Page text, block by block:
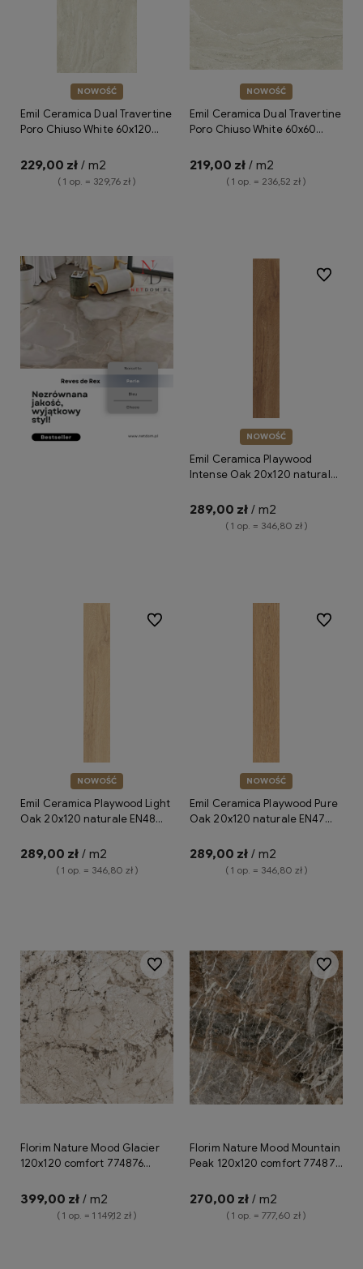
NOWOŚĆ
Emil Ceramica Dual Travertine
Poro Chiuso White 60x120
imitujące trawertyn
229,00 zł / m2
( 1 op. = 329,76 zł )
NOWOŚĆ
Emil Ceramica Dual Travertine
Poro Chiuso White 60x60
imitujące trawertyn
219,00 zł / m2
( 1 op. = 236,52 zł )
NOWOŚĆ
Emil Ceramica Playwood
Intense Oak 20x120 naturale
drewnopodobna
289,00 zł / m2
( 1 op. = 346,80 zł )
Do
NOWOŚĆ
Emil Ceramica Playwood Light
Oak 20x120 naturale EN48
drewnopodobna
289,00 zł / m2
( 1 op. = 346,80 zł )
Do ulubionych
NOWOŚĆ
Emil Ceramica Playwood Pure
Oak 20x120 naturale EN47
drewnopodobna
289,00 zł / m2
( 1 op. = 346,80 zł )
Do
Florim Nature Mood Glacier
120x120 comfort 774876
kamień
399,00 zł / m2
( 1 op. = 1 149,12 zł )
Do ulubionych
Florim Nature Mood Mountain
Peak 120x120 comfort 774877
kamień
270,00 zł / m2
( 1 op. = 777,60 zł )
Do